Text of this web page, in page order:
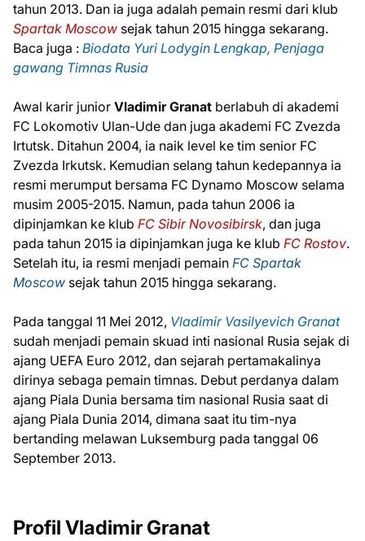
tahun 2013. Dan ia juga adalah pemain resmi dari klub
Spartak Moscow sejak tahun 2015 hingga sekarang.
Baca juga : Biodata Yuri Lodygin Lengkap, Penjaga
gawang Timnas Rusia
Awal karir junior Vladimir Granat berlabuh di akademi
FC Lokomotiv Ulan-Ude dan juga akademi FC Zvezda
Irtutsk. Ditahun 2004, ia naik level ke tim senior FC
Zvezda Irkutsk. Kemudian selang tahun kedepannya ia
resmi merumput bersama FC Dynamo Moscow selama
musim 2005-2015. Namun, pada tahun 2006 ia
dipinjamkan ke klub FC Sibir Novosibirsk, dan juga
pada tahun 2015 ia dipinjamkan juga ke klub FC Rostov.
Setelah itu, ia resmi menjadi pemain FC Spartak
Moscow sejak tahun 2015 hingga sekarang.
Pada tanggal 11 Mei 2012, Vladimir Vasilyevich Granat
sudah menjadi pemain skuad inti nasional Rusia sejak di
ajang UEFA Euro 2012, dan sejarah pertamakalinya
dirinya sebaga pemain timnas. Debut perdanya dalam
ajang Piala Dunia bersama tim nasional Rusia saat di
ajang Piala Dunia 2014, dimana saat itu tim-nya
bertanding melawan Luksemburg pada tanggal 06
September 2013.
Profil Vladimir Granat